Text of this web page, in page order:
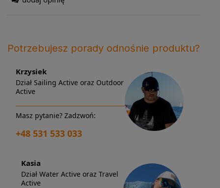
Potrzebujesz porady odnośnie produktu?
Krzysiek
Dział Sailing Active oraz Outdoor
Active
Masz pytanie? Zadzwoń:
+48 531 533 033
Kasia
Dział Water Active oraz Travel
Active